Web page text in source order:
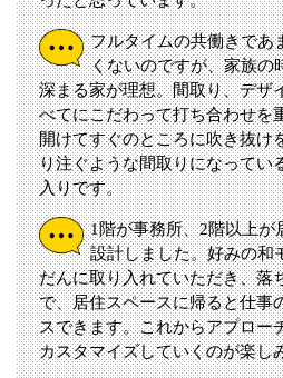
フルタイムの共働きであ
くないのですが、家族の
深まる家が理想。間取り、デザ
べてにこだわって打ち合わせを
開けてすぐのところに吹き抜け
り注ぐような間取りになってい
入りです。
1階が事務所、2階以上が
設計しました。好みの和
だんに取り入れていただき、落
で、居住スペースに帰ると仕事
スできます。これからアプロー
カスタマイズしていくのが楽し